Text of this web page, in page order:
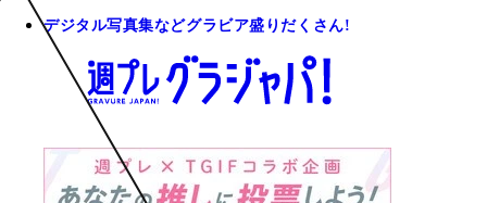
デジタル写真集などグラビア盛りだくさん!